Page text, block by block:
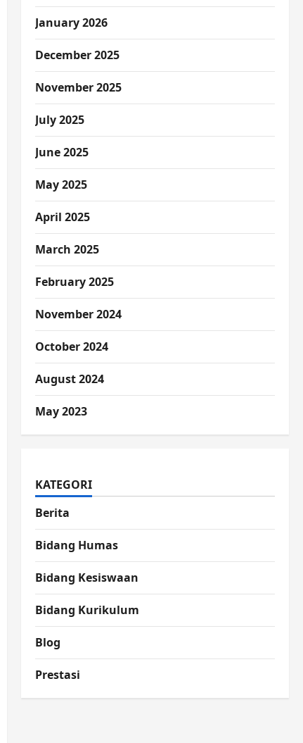
January 2026
December 2025
November 2025
July 2025
June 2025
May 2025
April 2025
March 2025
February 2025
November 2024
October 2024
August 2024
May 2023
KATEGORI
Berita
Bidang Humas
Bidang Kesiswaan
Bidang Kurikulum
Blog
Prestasi